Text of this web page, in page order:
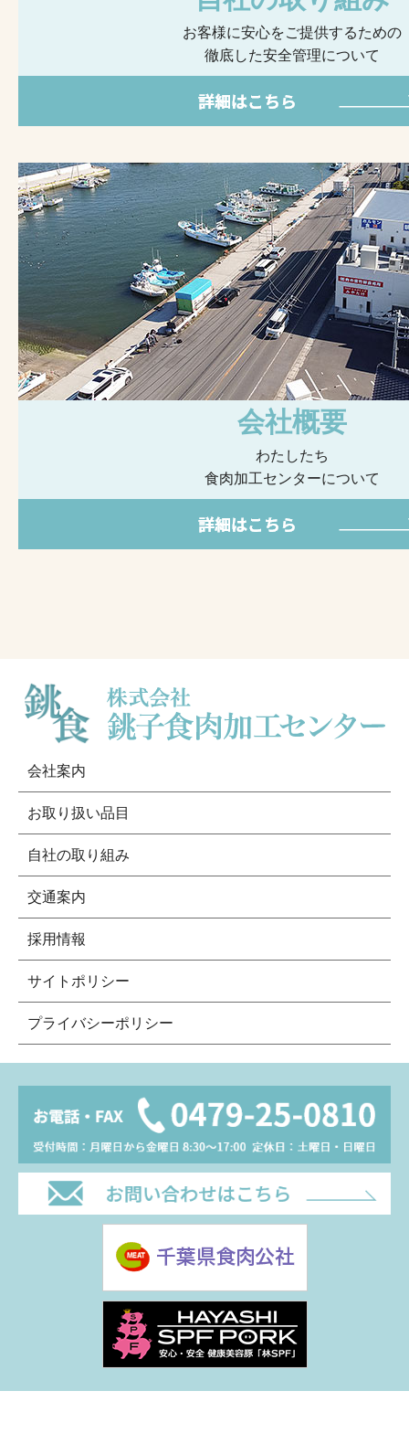
お客様に安心をご提供するための
徹底した安全管理について
会社概要
わたしたち
食肉加工センターについて
会社案内
お取り扱い品目
自社の取り組み
交通案内
採用情報
サイトポリシー
プライバシーポリシー